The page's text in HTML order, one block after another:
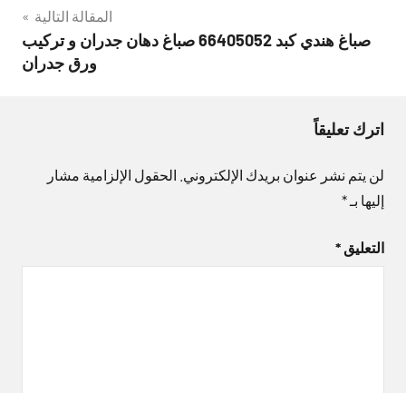
المقالة التالية
صباغ هندي كبد 66405052 صباغ دهان جدران و تركيب
ورق جدران
اترك تعليقاً
لن يتم نشر عنوان بريدك الإلكتروني. الحقول الإلزامية مشار
إليها بـ*
التعليق *